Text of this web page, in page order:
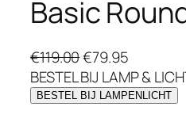
Basic
€119.00O
o
r
€79.95H
u
i
BESTEL BIJ LAMP &
BESTEL BIJ LAMPENLICHT